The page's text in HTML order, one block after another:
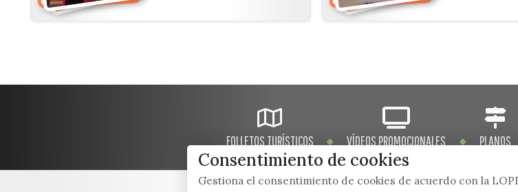
FOLLETOS TURÍSTICOS VÍDEOS PROMOCIONALES PLANOS
Consentimiento de cookies
Gestiona el consentimiento de cookies de acuerdo con la